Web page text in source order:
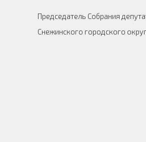
Председатель Собрания
Снежинского